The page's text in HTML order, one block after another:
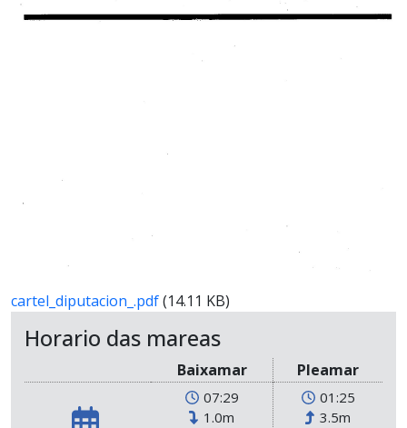
cartel_diputacion_.pdf(14.11 KB)
Horario das mareas
Baixamar Pleamar
07:29
1.0m
01:25
3.5m